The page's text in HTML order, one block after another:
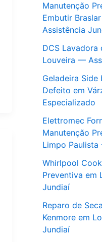
Manutenção
Embutir Braslar
Assistência
DCS Lavadora
Louveira —
Geladeira
Defeito em
Especializado
Elettromec
Manutenção
Limpo
Whirlpool
Preventiva em
Jundiaí
Reparo de
Kenmore em
Jundiaí